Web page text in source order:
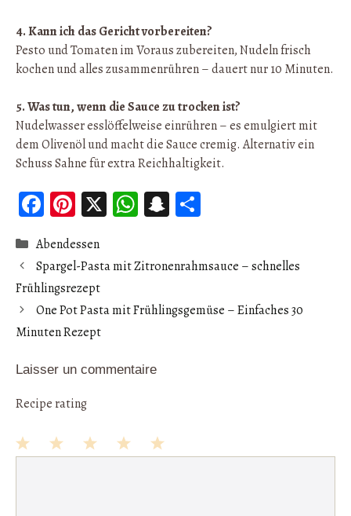
4. Kann ich das Gericht vorbereiten?
Pesto und Tomaten im Voraus zubereiten, Nudeln frisch
kochen und alles zusammenrühren – dauert nur 10 Minuten.
5. Was tun, wenn die Sauce zu trocken ist?
Nudelwasser esslöffelweise einrühren – es emulgiert mit
dem Olivenöl und macht die Sauce cremig. Alternativ ein
Schuss Sahne für extra Reichhaltigkeit.
Fa
ce
b
oo
k
Pi
er
es
t
X W
ts
A
p
S
ap
ch
at
ag
er
Catégories
Abendessen
Spargel-Pasta mit Zitronenrahmsauce – schnelles
Frühlingsrezept
One Pot Pasta mit Frühlingsgemüse – Einfaches 30
Minuten Rezept
Laisser un commentaire
Recipe rating